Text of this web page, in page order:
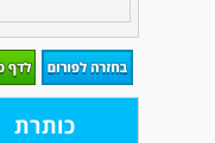
כותרת